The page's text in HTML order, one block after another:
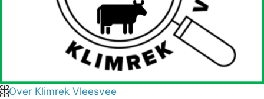
Over Klimrek Vleesvee